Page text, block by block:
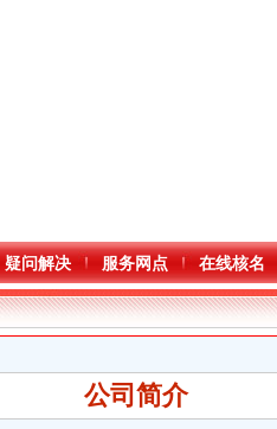
疑问解决 服务网点 在线核名
公司简介